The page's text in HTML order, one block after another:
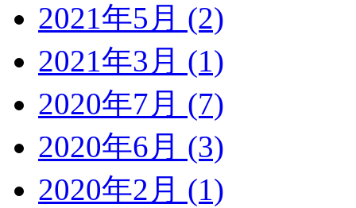
2021年5月 (2)
2021年3月 (1)
2020年7月 (7)
2020年6月 (3)
2020年2月 (1)